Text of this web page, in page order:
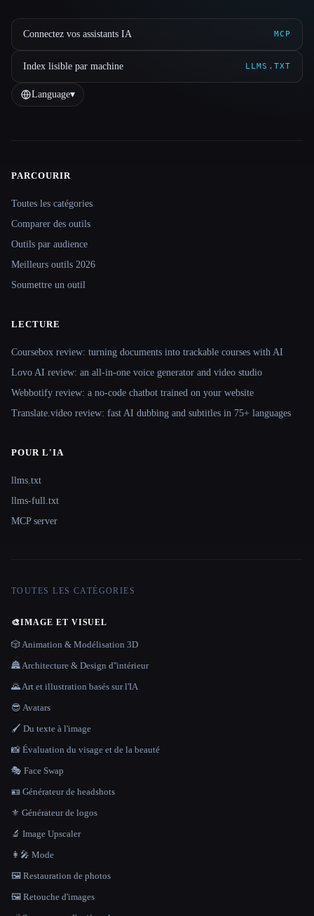
Connectez vos assistants IA MCP
Index lisible par machine LLMS.TXT
Language▾
Site navigation
PARCOURIR
Toutes les catégories
Comparer des outils
Outils par audience
Meilleurs outils 2026
Soumettre un outil
LECTURE
Coursebox review: turning documents into trackable courses with AI
Lovo AI review: an all-in-one voice generator and video studio
Webbotify review: a no-code chatbot trained on your website
Translate.video review: fast AI dubbing and subtitles in 75+ languages
POUR L'IA
llms.txt
llms-full.txt
MCP server
TOUTES LES CATÉGORIES
🎨IMAGE ET VISUEL
🎲 Animation & Modélisation 3D
🏯 Architecture & Design d''intérieur
🌄 Art et illustration basés sur l'IA
😎 Avatars
🖌️ Du texte à l'image
📸 Évaluation du visage et de la beauté
🎭 Face Swap
🪪 Générateur de headshots
⚜️ Générateur de logos
🔬 Image Upscaler
👩‍🎤 Mode
🖼️ Restauration de photos
🖼️ Retouche d'images